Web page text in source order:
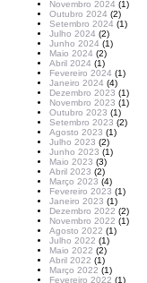
Novembro 2024 (1)
Outubro 2024 (2)
Setembro 2024 (1)
Julho 2024 (2)
Junho 2024 (1)
Maio 2024 (2)
Abril 2024 (1)
Fevereiro 2024 (1)
Janeiro 2024 (4)
Dezembro 2023 (1)
Novembro 2023 (1)
Outubro 2023 (1)
Setembro 2023 (2)
Agosto 2023 (1)
Julho 2023 (2)
Junho 2023 (1)
Maio 2023 (3)
Abril 2023 (2)
Março 2023 (4)
Fevereiro 2023 (1)
Janeiro 2023 (1)
Dezembro 2022 (2)
Novembro 2022 (1)
Agosto 2022 (1)
Julho 2022 (1)
Maio 2022 (2)
Abril 2022 (1)
Março 2022 (1)
Fevereiro 2022 (1)